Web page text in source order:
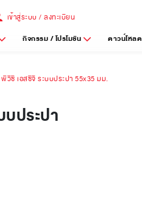
เข้าสู่ระบบ / ลงทะเบียน
กิจกรรม / โปรโมชัน ดาวน์โหลด
วีซี เอสซีจี ระบบประปา 55x35 มม.
ประปา